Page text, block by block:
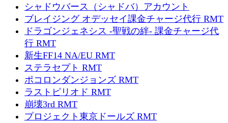
シャドウバース（シャドバ）アカウント
ブレイジング オデッセイ課金チャージ代行 RMT
ドラゴンジェネシス -聖戦の絆- 課金チャージ代
行 RMT
新生FF14 NA/EU RMT
ステラセプト RMT
ポコロンダンジョンズ RMT
ラストピリオド RMT
崩壊3rd RMT
プロジェクト東京ドールズ RMT